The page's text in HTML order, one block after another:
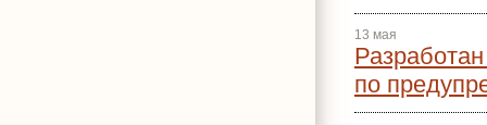
13 мая
по